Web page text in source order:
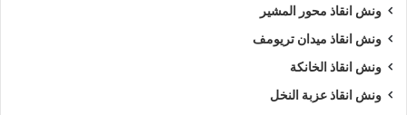
ونش انقاذ محور المشير
ونش انقاذ ميدان تريومف
ونش انقاذ الخانكة
ونش انقاذ عزبة النخل